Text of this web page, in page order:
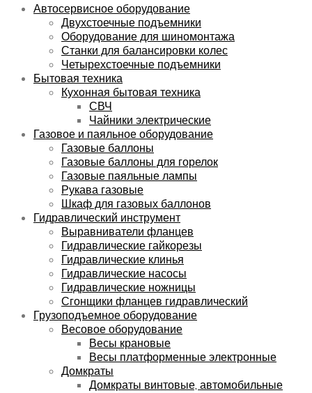
Автосервисное оборудование
Двухстоечные подъемники
Оборудование для шиномонтажа
Станки для балансировки колес
Четырехстоечные подъемники
Бытовая техника
Кухонная бытовая техника
СВЧ
Чайники электрические
Газовое и паяльное оборудование
Газовые баллоны
Газовые баллоны для горелок
Газовые паяльные лампы
Рукава газовые
Шкаф для газовых баллонов
Гидравлический инструмент
Выравниватели фланцев
Гидравлические гайкорезы
Гидравлические клинья
Гидравлические насосы
Гидравлические ножницы
Сгонщики фланцев гидравлический
Грузоподъемное оборудование
Весовое оборудование
Весы крановые
Весы платформенные электронные
Домкраты
Домкраты винтовые, автомобильные